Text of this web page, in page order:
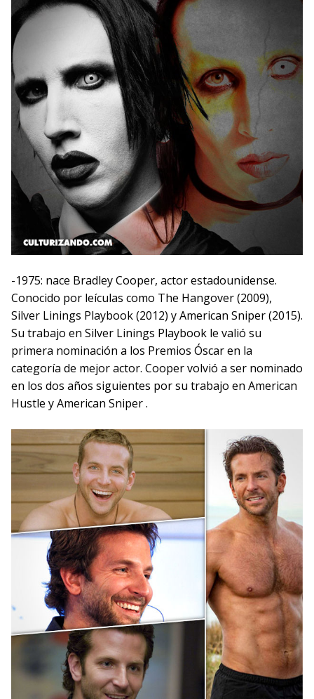
-1975: nace Bradley Cooper, actor estadounidense.
Conocido por leículas como The Hangover (2009),
Silver Linings Playbook (2012) y American Sniper (2015).
Su trabajo en Silver Linings Playbook le valió su
primera nominación a los Premios Óscar en la
categoría de mejor actor. Cooper volvió a ser nominado
en los dos años siguientes por su trabajo en American
Hustle y American Sniper .